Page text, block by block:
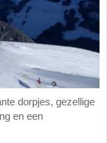
dorpjes, gezellige
en een